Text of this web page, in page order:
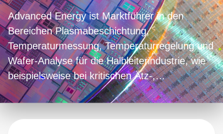
Advanced Energy ist Marktführer in den
Bereichen Plasmabeschichtung,
Temperaturmessung, Temperaturregelung und
Wafer-Analyse für die Halbleiterindustrie, wie
beispielsweise bei kritischen Ätz-,
Abscheidungs-, Kammerreinigungs-, Prüf-,
Implantations-, RTA- und RTP-Prozessen.
Durch strategische Partnerschaften,